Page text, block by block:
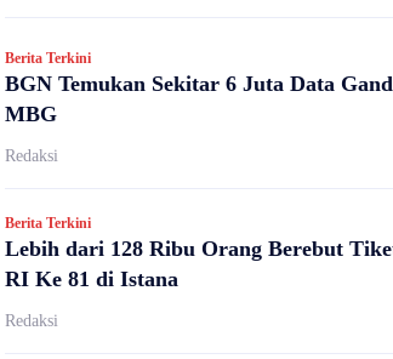
Berita Terkini
BGN Temukan Sekitar 6 Juta Data
MBG
Redaksi
Berita Terkini
Lebih dari 128 Ribu Orang Berebut
RI Ke 81 di Istana
Redaksi